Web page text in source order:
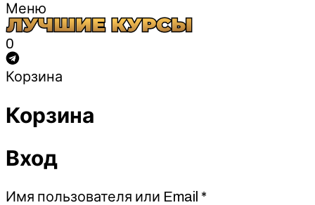
Меню
0
Корзина
Корзина
Вход
Имя пользователя или Email *Обязательно